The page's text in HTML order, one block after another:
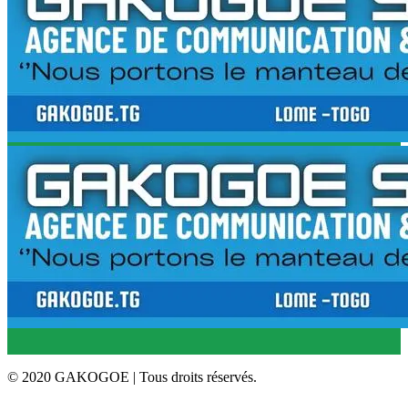
© 2020 GAKOGOE | Tous droits réservés.